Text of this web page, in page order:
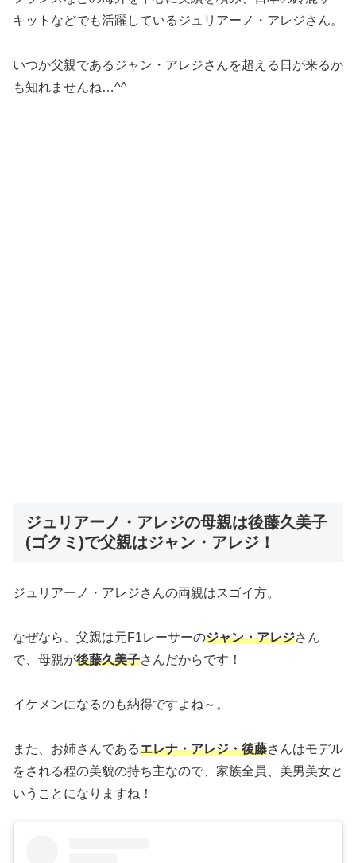
キットなどでも活躍しているジュリアーノ・アレジさん。
いつか父親であるジャン・アレジさんを超える日が来るか
も知れませんね…^^
ジュリアーノ・アレジの母親は後藤久美子
(ゴクミ)で父親はジャン・アレジ！
ジュリアーノ・アレジさんの両親はスゴイ方。
なぜなら、父親は元F1レーサーのジャン・アレジさん
で、母親が後藤久美子さんだからです！
イケメンになるのも納得ですよね～。
また、お姉さんであるエレナ・アレジ・後藤さんはモデル
をされる程の美貌の持ち主なので、家族全員、美男美女と
いうことになりますね！